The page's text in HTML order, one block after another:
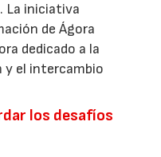
La iniciativa
de Ágora
dedicado a la
y el intercambio
los desafíos